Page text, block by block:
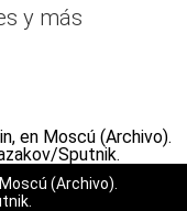
y más
(Archivo).